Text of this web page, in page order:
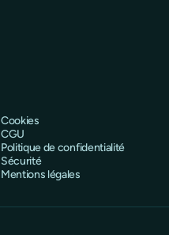
Cookies
CGU
Politique de confidentialité
Sécurité
Mentions légales